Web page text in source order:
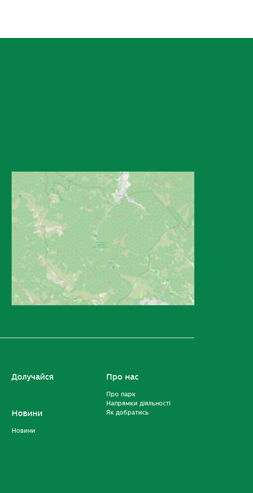
Долучайся
Новини
Новини
Про нас
Про парк
Напрямки діяльності
Як добратись